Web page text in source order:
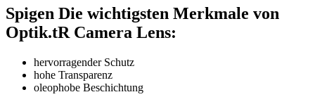
Spigen Die wichtigsten Merkmale von
Optik.tR Camera Lens:
hervorragender Schutz
hohe Transparenz
oleophobe Beschichtung